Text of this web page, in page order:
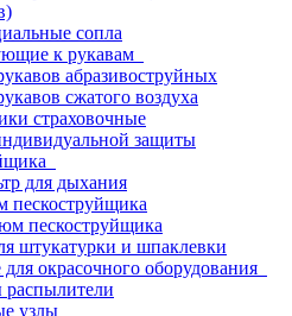
сопла
к рукавам
абразивоструйных
сжатого воздуха
страховочные
защиты
для дыхания
пескоструйщика
пескоструйщика
штукатурки и шпаклевки
окрасочного оборудования
узлы